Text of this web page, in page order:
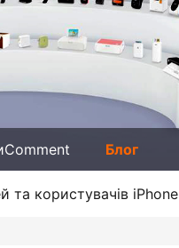
Блог
та користувачів iPhone